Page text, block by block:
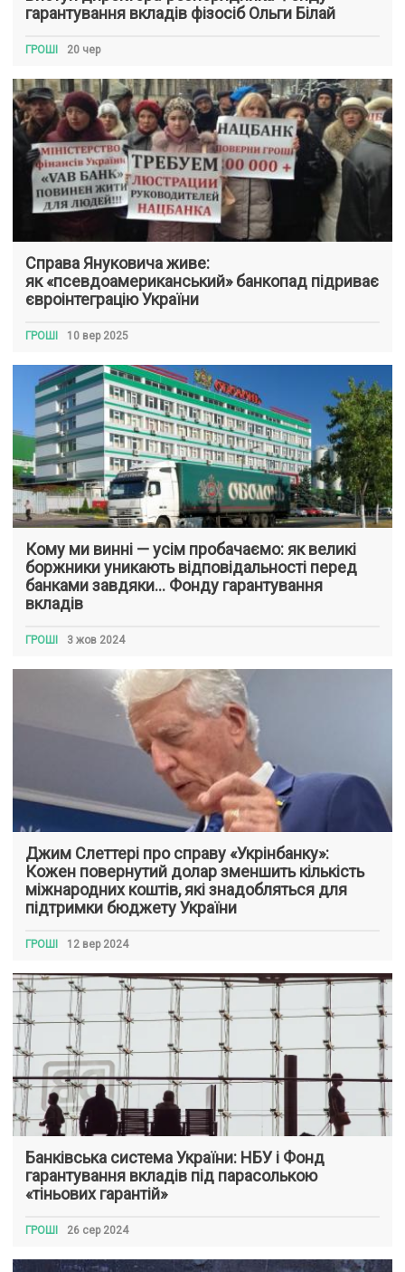
гарантування вкладів фізосіб Ольги Білай
ГРОШІ 20 чер
Справа Януковича живе:
як «псевдоамериканський» банкопад підриває
євроінтеграцію України
ГРОШІ 10 вер 2025
Кому ми винні — усім пробачаємо: як великі
боржники уникають відповідальності перед
банками завдяки… Фонду гарантування
вкладів
ГРОШІ 3 жов 2024
Джим Слеттері про справу «Укрінбанку»:
Кожен повернутий долар зменшить кількість
міжнародних коштів, які знадобляться для
підтримки бюджету України
ГРОШІ 12 вер 2024
Банківська система України: НБУ і Фонд
гарантування вкладів під парасолькою
«тіньових гарантій»
ГРОШІ 26 сер 2024